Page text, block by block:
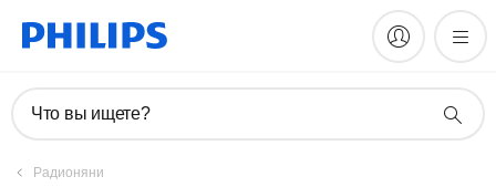
Что вы ищете?
Радионяни